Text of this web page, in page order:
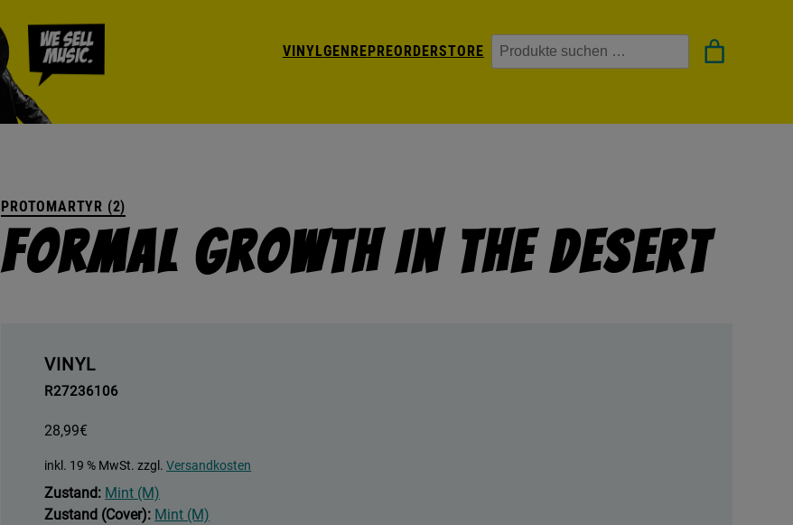
VINYLGENREPREORDERSTORE Suchen
PROTOMARTYR (2)
Formal Growth In The Desert
VINYL
R27236106
28,99€
inkl. 19 % MwSt. zzgl.Versandkosten
Zustand: Mint (M)
Zustand (Cover): Mint (M)